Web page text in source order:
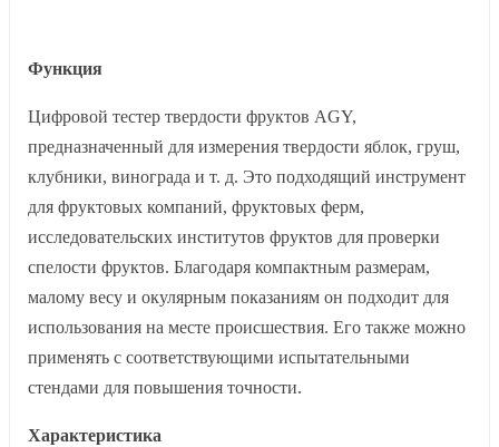
Функция
Цифровой тестер твердости фруктов AGY,
предназначенный для измерения твердости яблок, груш,
клубники, винограда и т. д. Это подходящий инструмент
для фруктовых компаний, фруктовых ферм,
исследовательских институтов фруктов для проверки
спелости фруктов. Благодаря компактным размерам,
малому весу и окулярным показаниям он подходит для
использования на месте происшествия. Его также можно
применять с соответствующими испытательными
стендами для повышения точности.
Характеристика